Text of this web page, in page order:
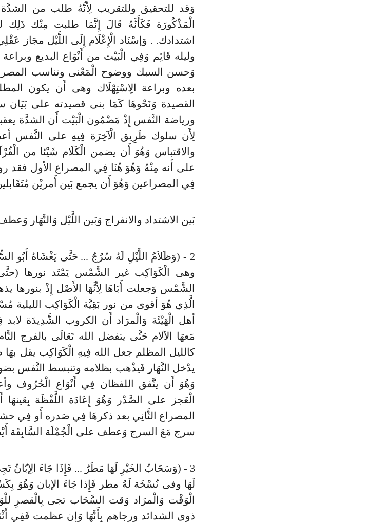
وَقد للتحقيق وللتقريب لِأَنَّهُ طلب من
الْمَذْكُورَة فَكَأَنَّهُ قَالَ إِنَّمَا طلبت مِنْك ذَلِك
اشتدادك. . وَإسْنَاد الْإِعْلَام إِلَى اللَّيْل مجَاز
وليله قَائِم وَفِي الْبَيْت من أَنْوَاع البديع
وَحسن السبك ووضوح الْمَعْنى وتناسب
بعده وبراعة الِاسْتِهْلَاك وهى أَن يكون
القصيدة وَنَحْوهَا كَمَا بنى قصيدته على بَيَان
ورياضة النَّفس إِذْ مَضْمُون الْبَيْت أَن الشدَّة
لِأَن سلوك طَرِيق الْآخِرَة فِيهِ على النَّفس
والاقتباس وَهُوَ أَن يضمن الْكَلَام شَيْئا من
على أَنه مِنْهُ وَهُوَ هُنَا فِي المصراع الأول فقد
فِي المصراعين وَهُوَ أَن يجمع بَين أَمريْن
بَين الاشتداد والانفراج وَبَين اللَّيْل وَالنَّهَار
2 - (وَظَلاَمُ اللَّيْلِ لَهُ سُرُجٌ ... حَتَّى يَغْشَاهُ أَبُو
وهى الْكَوَاكِب غير الشَّمْس يَمْتَد نورها
الشَّمْس وَجعلت أَبَاهَا لِأَنَّهَا الأَصْل إِذْ بنورها
الَّذِي هُوَ أقوى من نور بَقِيَّة الْكَوَاكِب الليلية
أهل الْهَيْئَة وَالْمرَاد أَن الكروب الشَّدِيدَة
مَعهَا الآلام حَتَّى يتفضل الله تَعَالَى بالفرج
كالليل المظلم جعل الله فِيهِ الْكَوَاكِب يقل
يدْخل النَّهَار فَيذْهب بظلامه وتنبسط النَّفس
وَهُوَ أَن يتَّفق اللفظان فِي أَنْوَاع الْحُرُوف
الْعَجز على الصَّدْر وَهُوَ إِعَادَة اللَّفْظَة
المصراع الثَّانِي بعد ذكرهَا فِي صَدره أَو فِي
سرج مَعَ السرج وَعطف على الْجُمْلَة السَّابِقَة
3 - (وَسَحَابُ الخَيْرِ لَهَا مَطَرٌ ... فَإِذَا جَاءَ الِإبّانُ
لَهَا وفى نُسْخَة لَهُ مطر فَإِذا جَاءَ الإبان وَهُوَ
الْوَقْت وَالْمرَاد وَقت السَّحَاب تجى بِالْقصرِ
ذوى الشدائد ورجاهم بِأَنَّهَا وَإِن عظمت فَفِي